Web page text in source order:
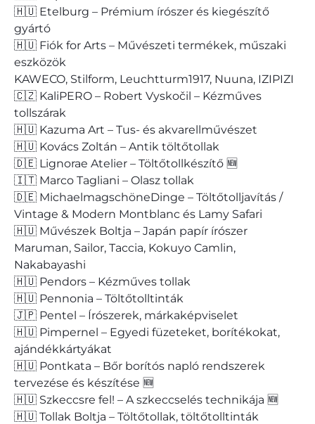
🇭🇺 Etelburg – Prémium írószer és kiegészítő
gyártó
🇭🇺 Fiók for Arts – Művészeti termékek, műszaki
eszközök
KAWECO, Stilform, Leuchtturm1917, Nuuna, IZIPIZI
🇨🇿 KaliPERO – Robert Vyskočil – Kézműves
tollszárak
🇭🇺 Kazuma Art – Tus- és akvarellművészet
🇭🇺 Kovács Zoltán – Antik töltőtollak
🇩🇪 Lignorae Atelier – Töltőtollkészítő 🆕
🇮🇹 Marco Tagliani – Olasz tollak
🇩🇪 MichaelmagschöneDinge – Töltőtolljavítás /
Vintage & Modern Montblanc és Lamy Safari
🇭🇺 Művészek Boltja – Japán papír írószer
Maruman, Sailor, Taccia, Kokuyo Camlin,
Nakabayashi
🇭🇺 Pendors – Kézműves tollak
🇭🇺 Pennonia – Töltőtolltinták
🇯🇵 Pentel – Írószerek, márkaképviselet
🇭🇺 Pimpernel – Egyedi füzeteket, borítékokat,
ajándékkártyákat
🇭🇺 Pontkata – Bőr borítós napló rendszerek
tervezése és készítése 🆕
🇭🇺 Szkeccsre fel! – A szkeccselés technikája 🆕
🇭🇺 Tollak Boltja – Töltőtollak, töltőtolltinták